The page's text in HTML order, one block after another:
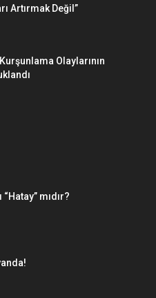
Artırmak Değil”
Olaylarının
“Hatay” mıdır?